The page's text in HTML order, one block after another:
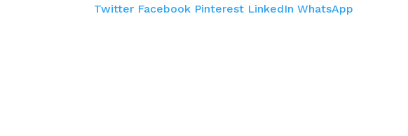
Twitter Facebook Pinterest LinkedInWhatsApp